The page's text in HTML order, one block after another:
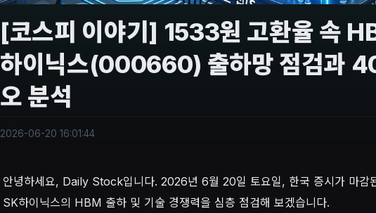
[코스피 이야기] 1533원 고환율 속
하이닉스(000660) 출하망 점검과
오 분석
2026-06-20 16:01:44
안녕하세요, Daily Stock입니다. 2026년 6월 20일 토요일, 한국 증시가 마감
SK하이닉스의 HBM 출하 및 기술 경쟁력을 심층 점검해 보겠습니다.